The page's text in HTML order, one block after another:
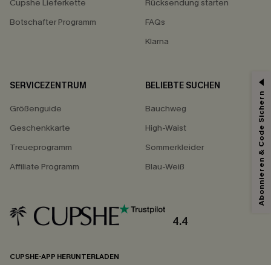
Cupshe Lieferkette
Botschafter Programm
Rücksendung starten
FAQs
Klarna
SERVICEZENTRUM
Größenguide
Geschenkkarte
Treueprogramm
Affiliate Programm
BELIEBTE SUCHEN
Bauchweg
High-Waist
Sommerkleider
Blau-Weiß
4.4
CUPSHE-APP HERUNTERLADEN
15% ERHALTEN
15% ohne MBW für E-Mail-Abonnenten.
*Ein Code pro Bestellung. Jeder Code ist einmal gültig.
undDatenschutzbestimmungen. Sie können sich jederzeit abmelden.
Abonnieren & Code Sichern